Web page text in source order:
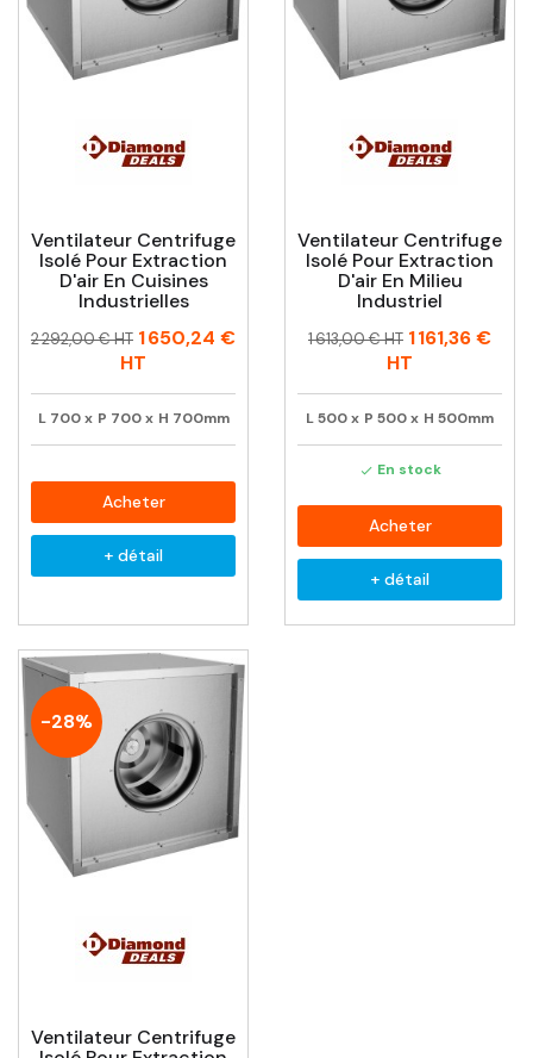
Ventilateur Centrifuge
Isolé Pour Extraction
D'air En Cuisines
Industrielles
Prix
Prix
2 292,00 € HT 1 650,24 €
HT
L 700 x P 700 x H 700mm
Acheter
+ détail
Ventilateur Centrifuge
Isolé Pour Extraction
D'air En Milieu
Industriel
Prix
Prix
1 613,00 € HT 1 161,36 €
HT
L500x P 500x H 500mm
 En stock
Acheter
+ détail
-28%
Ventilateur Centrifuge